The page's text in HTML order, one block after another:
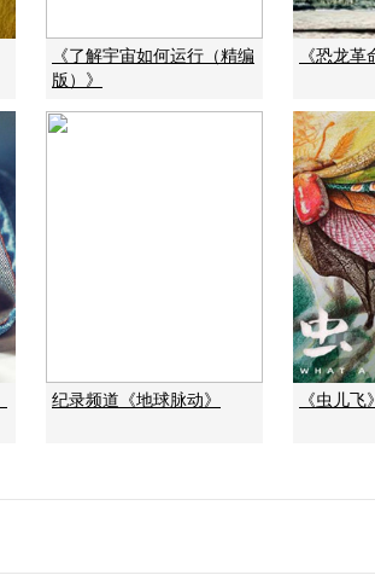
《了解宇宙如何运行（精编
版）》
《恐龙
纪录频道《地球脉动》 《虫儿飞